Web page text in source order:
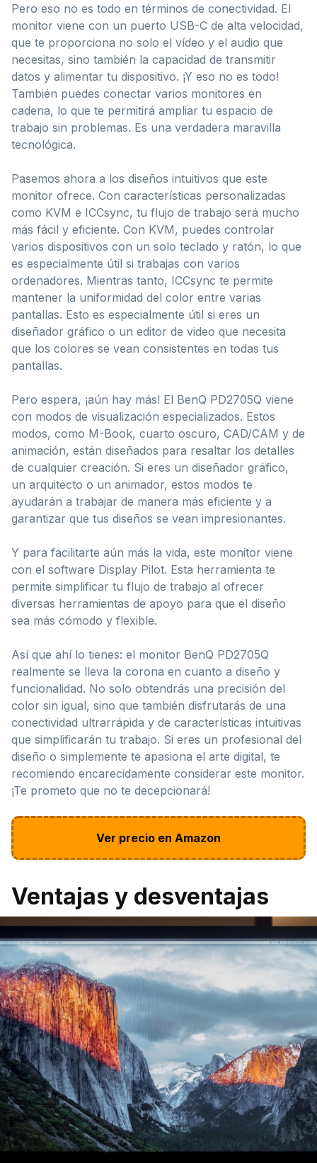
Pero eso no es todo en términos de conectividad. El
monitor viene con un puerto USB-C de alta velocidad,
que te proporciona no solo el vídeo y el audio que
necesitas, sino también la capacidad de transmitir
datos y alimentar tu dispositivo. ¡Y eso no es todo!
También puedes conectar varios monitores en
cadena, lo que te permitirá ampliar tu espacio de
trabajo sin problemas. Es una verdadera maravilla
tecnológica.
Pasemos ahora a los diseños intuitivos que este
monitor ofrece. Con características personalizadas
como KVM e ICCsync, tu flujo de trabajo será mucho
más fácil y eficiente. Con KVM, puedes controlar
varios dispositivos con un solo teclado y ratón, lo que
es especialmente útil si trabajas con varios
ordenadores. Mientras tanto, ICCsync te permite
mantener la uniformidad del color entre varias
pantallas. Esto es especialmente útil si eres un
diseñador gráfico o un editor de video que necesita
que los colores se vean consistentes en todas tus
pantallas.
Pero espera, ¡aún hay más! El BenQ PD2705Q viene
con modos de visualización especializados. Estos
modos, como M-Book, cuarto oscuro, CAD/CAM y de
animación, están diseñados para resaltar los detalles
de cualquier creación. Si eres un diseñador gráfico,
un arquitecto o un animador, estos modos te
ayudarán a trabajar de manera más eficiente y a
garantizar que tus diseños se vean impresionantes.
Y para facilitarte aún más la vida, este monitor viene
con el software Display Pilot. Esta herramienta te
permite simplificar tu flujo de trabajo al ofrecer
diversas herramientas de apoyo para que el diseño
sea más cómodo y flexible.
Así que ahí lo tienes: el monitor BenQ PD2705Q
realmente se lleva la corona en cuanto a diseño y
funcionalidad. No solo obtendrás una precisión del
color sin igual, sino que también disfrutarás de una
conectividad ultrarrápida y de características intuitivas
que simplificarán tu trabajo. Si eres un profesional del
diseño o simplemente te apasiona el arte digital, te
recomiendo encarecidamente considerar este monitor.
¡Te prometo que no te decepcionará!
Ver precio en Amazon
Ventajas y desventajas